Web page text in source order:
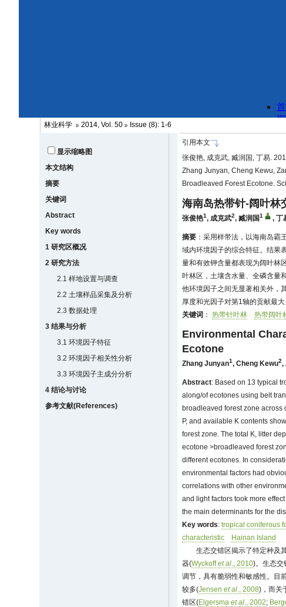
林业科学 2014, Vol. 50 Issue (8): 1-6
显示缩略图
本文结构
摘要
关键词
Abstract
Key words
1 研究区概况
2 研究方法
2.1 样地设置与调查
2.2 土壤样品采集及分析
2.3 数据处理
3 结果与分析
3.1 环境因子特征
3.2 环境因子相关性分析
3.3 环境因子主成分分析
4 结论与讨论
参考文献(References)
引用本文
张俊艳, 成克武, 臧润国, 丁易.
Zhang Junyan, Cheng Kewu,
Broadleaved Forest Ecotone.
海南岛热带针-阔叶林
张俊艳1 ,成克武2,臧润国1 ,丁
摘要 ：采用样带法，以海南岛
域内环境因子的综合特征。结果
量和有效钾含量都表现为阔叶林
叶林区，土壤含水量、全磷含量
他环境因子之间无显著相关外，
厚度和光因子对第1轴的贡献最
关键词 ：热带针叶林 热带阔叶
Environmental
Ecotone
Zhang Junyan1 ,Cheng Kewu2,
Abstract: Based on 13 typical
along/of ecotones using belt
broadleaved forest zone
P, and available K contents
forest zone. The total K, litter
ecotone >broadleaved forest
different ecotones. In
environmental factors had
correlations with other
and light factors took more
the main determinants for the
Key words:tropical coniferous
characteristic
Hainan Island
生态交错区揭示了特定种及
器(Wyckoffet al., 2010)。生态交
调节，具有脆弱性和敏感性。目
较多(Jensenet al., 2008)，而关
错区(Elgersmaet al., 2002;